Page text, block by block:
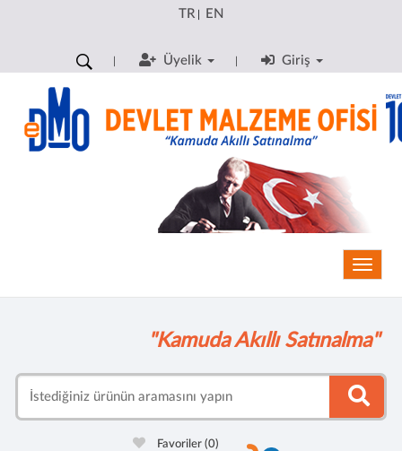
TR| EN
Üyelik Giriş
"Kamuda Akıllı Satınalma"
Favoriler(0)